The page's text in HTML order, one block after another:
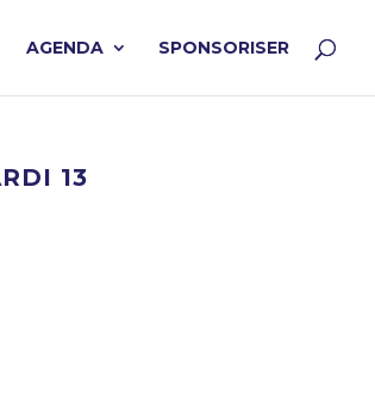
AGENDA SPONSORISER
13